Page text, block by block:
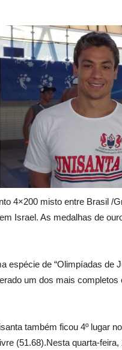
4×200 misto entre Brasil /
Israel. As medalhas de
espécie de “Olimpíadas de
um dos mais
também ficou 4º lugar
(51.68).Nesta quarta-